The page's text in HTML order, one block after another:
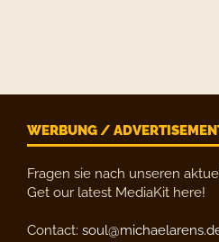
WERBUNG /
Fragen sie nach unseren
Get our latest MediaKit here!
Contact: